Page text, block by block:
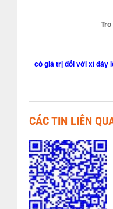
có giá trị đối với xỉ đáy
CÁC TIN LIÊN